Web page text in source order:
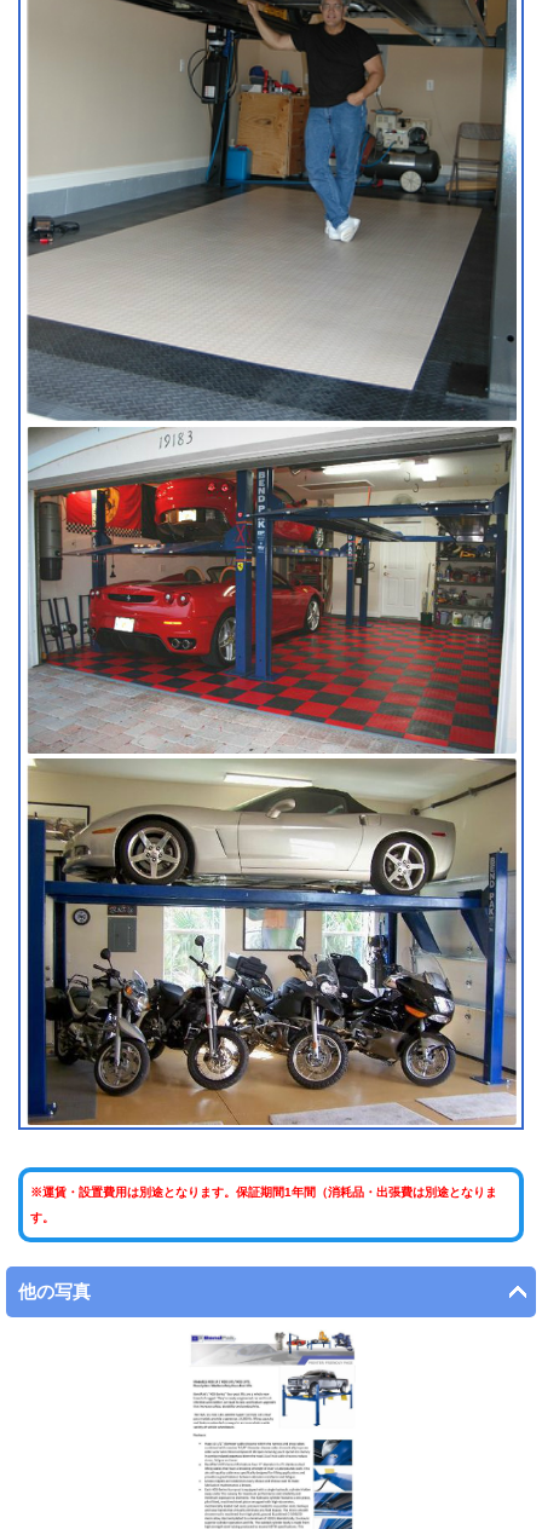
※運賃・設置費用は別途となります。保証期間1年間（消耗品・出張費は別途となりま
す。
他の写真